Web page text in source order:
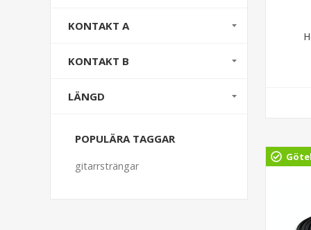
KONTAKT A
KONTAKT B
LÄNGD
POPULÄRA TAGGAR
gitarrsträngar